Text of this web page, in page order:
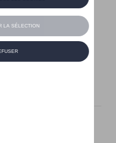
Instagram
(incl. btw), exclusief
meer informatie over de
installatiekosten kunt u
/ agent. De
kennisgeving